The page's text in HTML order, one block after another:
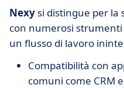
Nexy si distingue per la
con numerosi
un flusso di lavoro
Compatibilità con
comuni come CRM